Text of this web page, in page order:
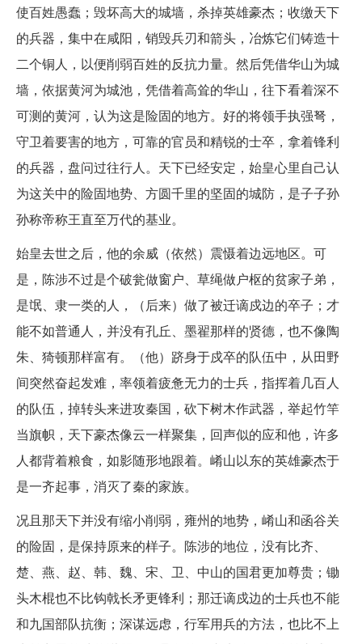
使百姓愚蠢；毁坏高大的城墙，杀掉英雄豪杰；收缴天下
的兵器，集中在咸阳，销毁兵刃和箭头，冶炼它们铸造十
二个铜人，以便削弱百姓的反抗力量。然后凭借华山为城
墙，依据黄河为城池，凭借着高耸的华山，往下看着深不
可测的黄河，认为这是险固的地方。好的将领手执强弩，
守卫着要害的地方，可靠的官员和精锐的士卒，拿着锋利
的兵器，盘问过往行人。天下已经安定，始皇心里自己认
为这关中的险固地势、方圆千里的坚固的城防，是子子孙
孙称帝称王直至万代的基业。
始皇去世之后，他的余威（依然）震慑着边远地区。可
是，陈涉不过是个破瓮做窗户、草绳做户枢的贫家子弟，
是氓、隶一类的人，（后来）做了被迁谪戍边的卒子；才
能不如普通人，并没有孔丘、墨翟那样的贤德，也不像陶
朱、猗顿那样富有。（他）跻身于戍卒的队伍中，从田野
间突然奋起发难，率领着疲惫无力的士兵，指挥着几百人
的队伍，掉转头来进攻秦国，砍下树木作武器，举起竹竿
当旗帜，天下豪杰像云一样聚集，回声似的应和他，许多
人都背着粮食，如影随形地跟着。崤山以东的英雄豪杰于
是一齐起事，消灭了秦的家族。
况且那天下并没有缩小削弱，雍州的地势，崤山和函谷关
的险固，是保持原来的样子。陈涉的地位，没有比齐、
楚、燕、赵、韩、魏、宋、卫、中山的国君更加尊贵；锄
头木棍也不比钩戟长矛更锋利；那迁谪戍边的士兵也不能
和九国部队抗衡；深谋远虑，行军用兵的方法，也比不上